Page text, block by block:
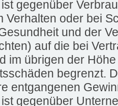
gegenüber
Verhalten oder bei
und der
auf die bei
im übrigen der
begrenzt.
entgangenen
gegenüber